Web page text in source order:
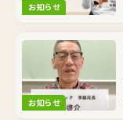
お知らせ
お知らせ